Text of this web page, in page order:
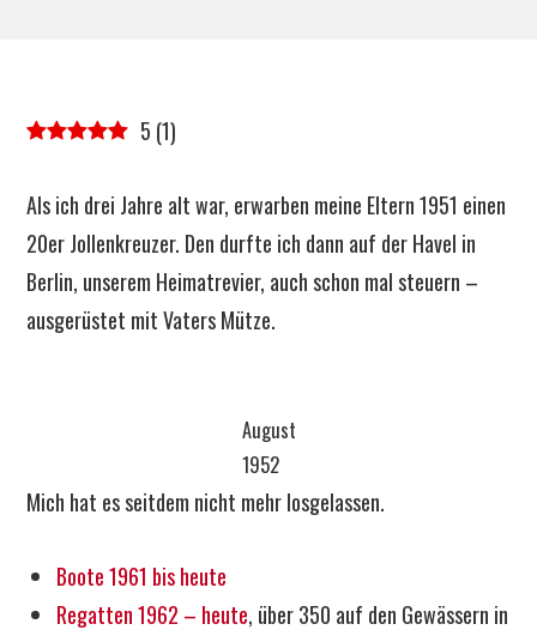
5 (1)
Als ich drei Jahre alt war, erwarben meine Eltern 1951 einen
20er Jollenkreuzer. Den durfte ich dann auf der Havel in
Berlin, unserem Heimatrevier, auch schon mal steuern –
ausgerüstet mit Vaters Mütze.
August
1952
Mich hat es seitdem nicht mehr losgelassen.
Boote 1961 bis heute
Regatten 1962 – heute, über 350 auf den Gewässern in